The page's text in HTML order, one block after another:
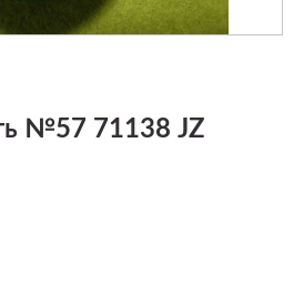
№57 71138 JZ